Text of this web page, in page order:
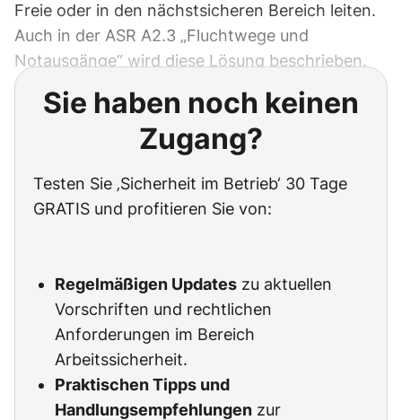
Freie oder in den nächstsicheren Bereich leiten.
Auch in der ASR A2.3 „Fluchtwege und
Notausgänge“ wird diese Lösung beschrieben.
Sie haben noch keinen
Zugang?
Testen Sie ‚Sicherheit im Betrieb‘ 30 Tage
GRATIS und profitieren Sie von:
Regelmäßigen Updates zu aktuellen
Vorschriften und rechtlichen
Anforderungen im Bereich
Arbeitssicherheit.
Praktischen Tipps und
Handlungsempfehlungen zur